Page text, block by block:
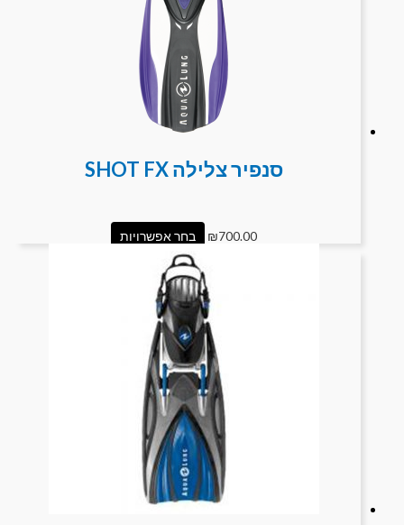
סנפיר צלילה SHOT FX
₪700.00 בחר אפשרויות